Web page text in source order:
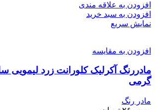
افزودن به علاقه مندی
افزودن به سبد خرید
نمایش سریع
افزودن به مقایسه
گرمی
مادر رنگ